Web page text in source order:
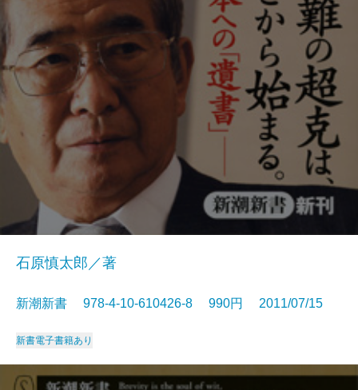
石原慎太郎／著
新潮新書 978-4-10-610426-8 990円 2011/07/15
新書電子書籍あり